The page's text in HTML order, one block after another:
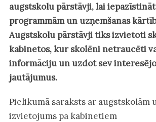
augstskolu pārstāvji, lai
programmām un uzņemšanas
Augstskolu pārstāvji tiks izvietoti
kabinetos, kur skolēni netraucēti
informāciju un uzdot sev
jautājumus.
Pielikumā saraksts ar augstskolām
izvietojums pa kabinetiem